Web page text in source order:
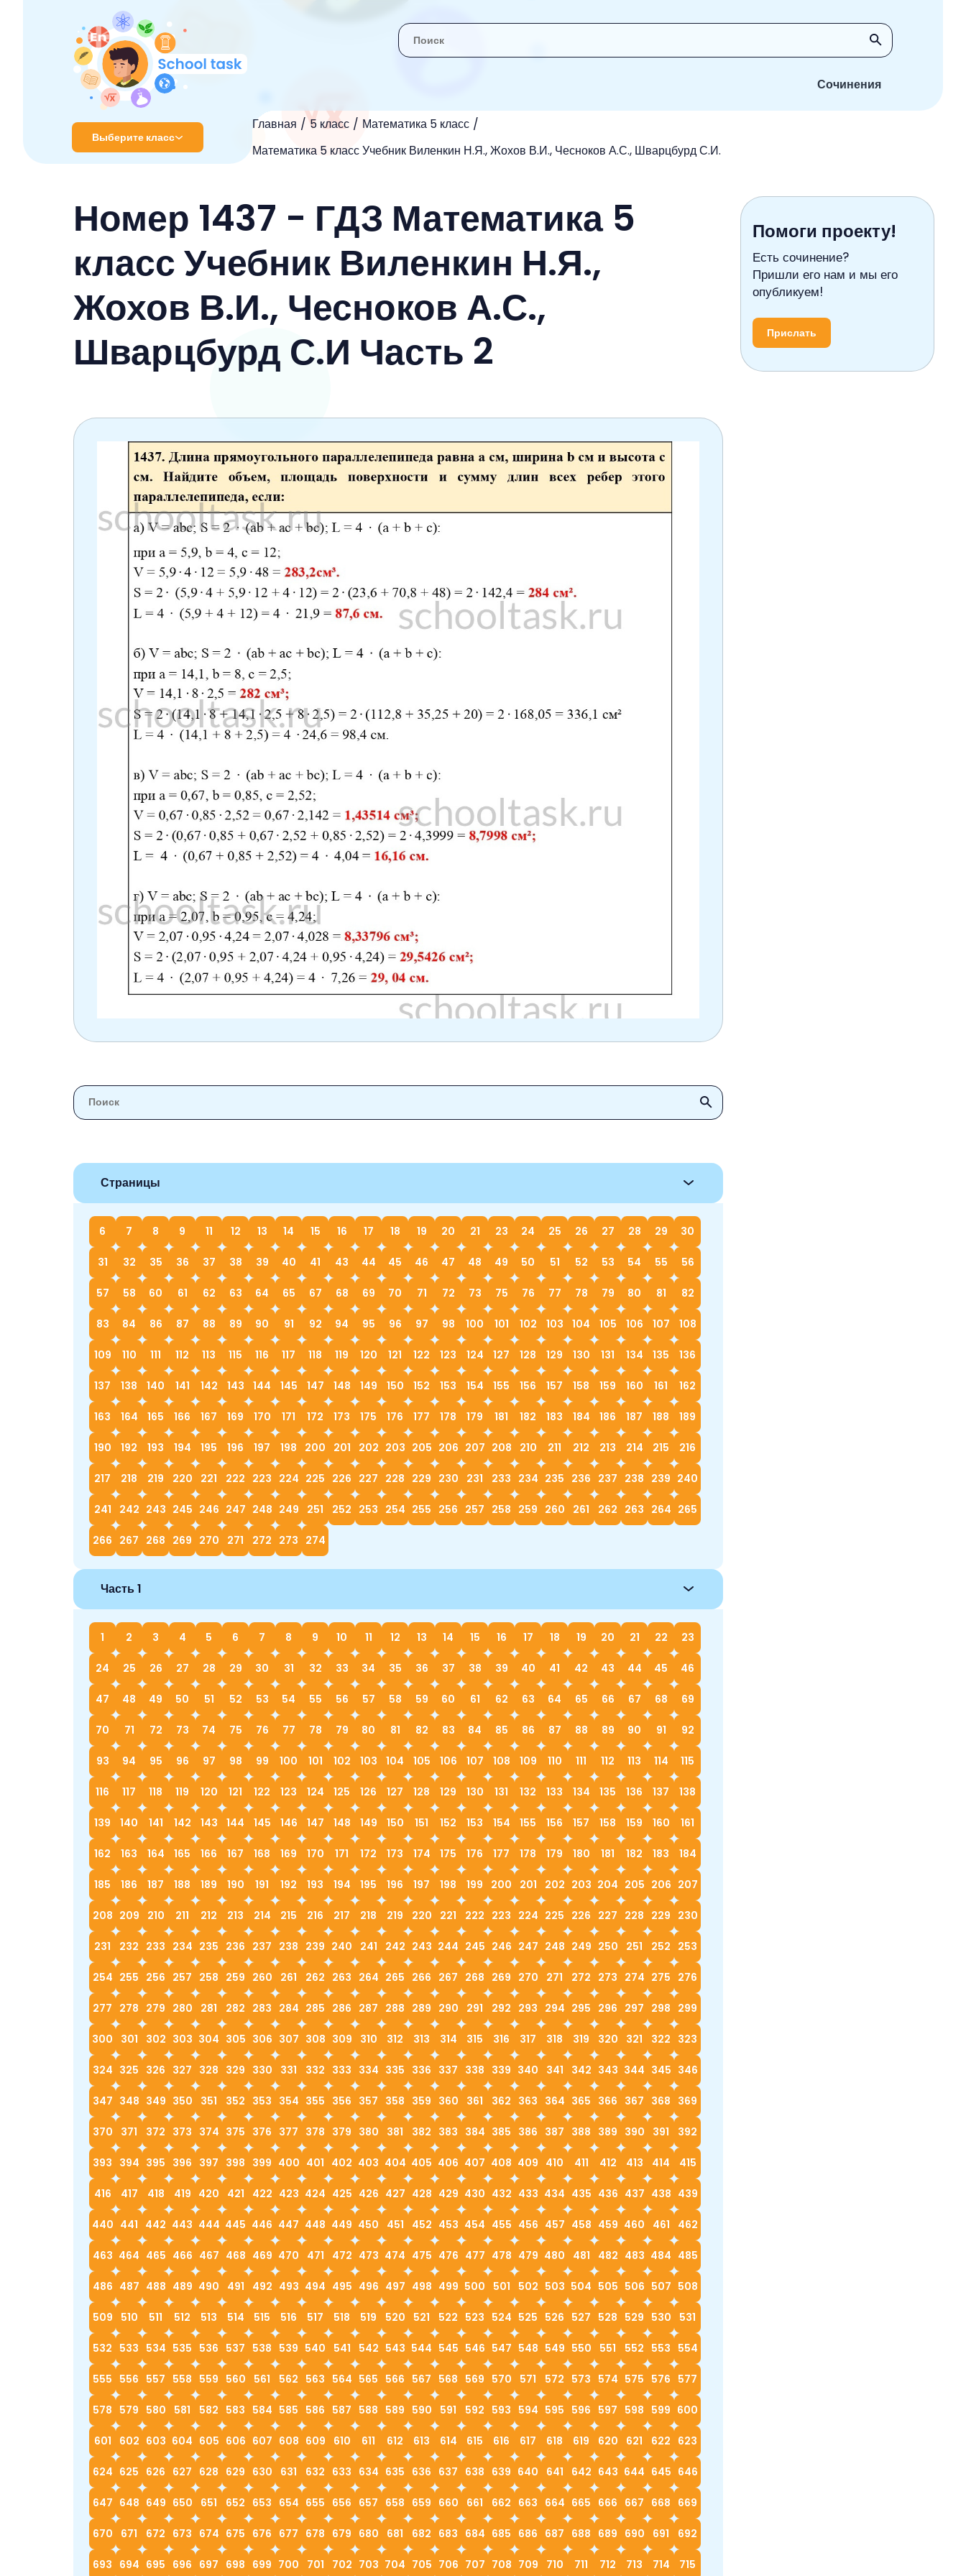
Сочинения
Выберите класс
Главная 5 класс
Математика 5 класс
Математика 5 класс Учебник Виленкин Н.Я., Жохов В.И., Чесноков А.С., Шварцбурд С.И.
2 класс
4 класс
5 класс
7 класс
9 класс
Номер 1437 - ГДЗ Математика 5
класс Учебник Виленкин Н.Я.,
Жохов В.И., Чесноков А.С.,
Шварцбурд С.И Часть 2
Страницы
6 7 8 9 11 12 13 14 15 16 17 18 19 20 21 23 24 25 26 27 28 29 30
31 32 35 36 37 38 39 40 41 43 44 45 46 47 48 49 50 51 52 53 54 55 56
57 58 60 61 62 63 64 65 67 68 69 70 71 72 73 75 76 77 78 79 80 81 82
83 84 86 87 88 89 90 91 92 94 95 96 97 98 100 101 102 103 104 105 106 107 108
109 110 111 112 113 115 116 117 118 119 120 121 122 123 124 127 128 129 130 131 134 135 136
137 138 140 141 142 143 144 145 147 148 149 150 152 153 154 155 156 157 158 159 160 161 162
163 164 165 166 167 169 170 171 172 173 175 176 177 178 179 181 182 183 184 186 187 188 189
190 192 193 194 195 196 197 198 200 201 202 203 205 206 207 208 210 211 212 213 214 215 216
217 218 219 220 221 222 223 224 225 226 227 228 229 230 231 233 234 235 236 237 238 239 240
241 242 243 245 246 247 248 249 251 252 253 254 255 256 257 258 259 260 261 262 263 264 265
266 267 268 269 270 271 272 273 274
Часть 1
1 2 3 4 5 6 7 8 9 10 11 12 13 14 15 16 17 18 19 20 21 22 23
24 25 26 27 28 29 30 31 32 33 34 35 36 37 38 39 40 41 42 43 44 45 46
47 48 49 50 51 52 53 54 55 56 57 58 59 60 61 62 63 64 65 66 67 68 69
70 71 72 73 74 75 76 77 78 79 80 81 82 83 84 85 86 87 88 89 90 91 92
93 94 95 96 97 98 99 100 101 102 103 104 105 106 107 108 109 110 111 112 113 114 115
116 117 118 119 120 121 122 123 124 125 126 127 128 129 130 131 132 133 134 135 136 137 138
139 140 141 142 143 144 145 146 147 148 149 150 151 152 153 154 155 156 157 158 159 160 161
162 163 164 165 166 167 168 169 170 171 172 173 174 175 176 177 178 179 180 181 182 183 184
185 186 187 188 189 190 191 192 193 194 195 196 197 198 199 200 201 202 203 204 205 206 207
208 209 210 211 212 213 214 215 216 217 218 219 220 221 222 223 224 225 226 227 228 229 230
231 232 233 234 235 236 237 238 239 240 241 242 243 244 245 246 247 248 249 250 251 252 253
254 255 256 257 258 259 260 261 262 263 264 265 266 267 268 269 270 271 272 273 274 275 276
277 278 279 280 281 282 283 284 285 286 287 288 289 290 291 292 293 294 295 296 297 298 299
300 301 302 303 304 305 306 307 308 309 310 312 313 314 315 316 317 318 319 320 321 322 323
324 325 326 327 328 329 330 331 332 333 334 335 336 337 338 339 340 341 342 343 344 345 346
347 348 349 350 351 352 353 354 355 356 357 358 359 360 361 362 363 364 365 366 367 368 369
370 371 372 373 374 375 376 377 378 379 380 381 382 383 384 385 386 387 388 389 390 391 392
393 394 395 396 397 398 399 400 401 402 403 404 405 406 407 408 409 410 411 412 413 414 415
416 417 418 419 420 421 422 423 424 425 426 427 428 429 430 432 433 434 435 436 437 438 439
440 441 442 443 444 445 446 447 448 449 450 451 452 453 454 455 456 457 458 459 460 461 462
463 464 465 466 467 468 469 470 471 472 473 474 475 476 477 478 479 480 481 482 483 484 485
486 487 488 489 490 491 492 493 494 495 496 497 498 499 500 501 502 503 504 505 506 507 508
509 510 511 512 513 514 515 516 517 518 519 520 521 522 523 524 525 526 527 528 529 530 531
532 533 534 535 536 537 538 539 540 541 542 543 544 545 546 547 548 549 550 551 552 553 554
555 556 557 558 559 560 561 562 563 564 565 566 567 568 569 570 571 572 573 574 575 576 577
578 579 580 581 582 583 584 585 586 587 588 589 590 591 592 593 594 595 596 597 598 599 600
601 602 603 604 605 606 607 608 609 610 611 612 613 614 615 616 617 618 619 620 621 622 623
624 625 626 627 628 629 630 631 632 633 634 635 636 637 638 639 640 641 642 643 644 645 646
647 648 649 650 651 652 653 654 655 656 657 658 659 660 661 662 663 664 665 666 667 668 669
670 671 672 673 674 675 676 677 678 679 680 681 682 683 684 685 686 687 688 689 690 691 692
693 694 695 696 697 698 699 700 701 702 703 704 705 706 707 708 709 710 711 712 713 714 715
Помоги проекту!
Есть сочинение?
Пришли его нам и мы его
опубликуем!
Прислать